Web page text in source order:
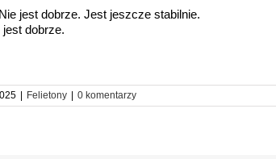
jest dobrze. Jest jeszcze stabilnie.
dobrze.
Felietony 0 komentarzy